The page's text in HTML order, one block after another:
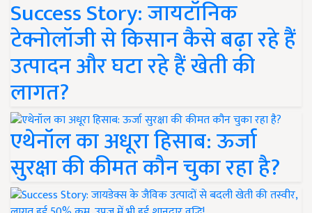
Success Story: जायटॉनिक
टेक्नोलॉजी से किसान कैसे बढ़ा रहे हैं
उत्पादन और घटा रहे हैं खेती की
लागत?
एथेनॉल का अधूरा हिसाब: ऊर्जा
सुरक्षा की कीमत कौन चुका रहा है?